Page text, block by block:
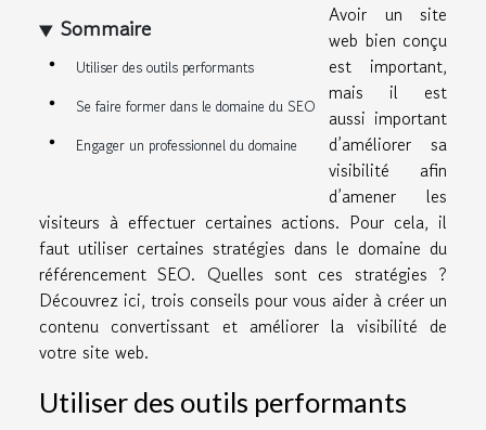
Sommaire
Utiliser des outils performants
Se faire former dans le domaine du SEO
Engager un professionnel du domaine
Avoir un site
web bien conçu
est important,
mais il est
aussi important
d’améliorer sa
visibilité afin
d’amener les
visiteurs à effectuer certaines actions. Pour cela, il
faut utiliser certaines stratégies dans le domaine du
référencement SEO. Quelles sont ces stratégies ?
Découvrez ici, trois conseils pour vous aider à créer un
contenu convertissant et améliorer la visibilité de
votre site web.
Utiliser des outils performants